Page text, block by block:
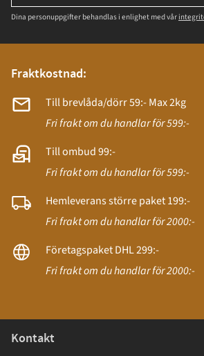
Dina personuppgifter behandlas i enlighet med vår
Fraktkostnad:
Till brevlåda/dörr 59:- Max 2kg
Fri frakt om du handlar för 599:-
Till ombud 99:-
Fri frakt om du handlar för 599:-
Hemleverans större paket 199:-
Fri frakt om du handlar för 2000:-
Företagspaket DHL 299:-
Fri frakt om du handlar för 2000:-
Kontakt